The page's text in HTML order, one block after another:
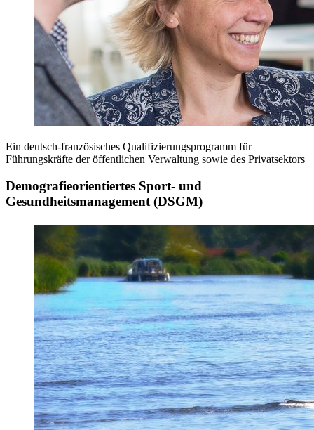
Ein deutsch-französisches Qualifizierungsprogramm für
Führungskräfte der öffentlichen Verwaltung sowie des Privatsektors
Demografieorientiertes Sport- und
Gesundheitsmanagement (DSGM)